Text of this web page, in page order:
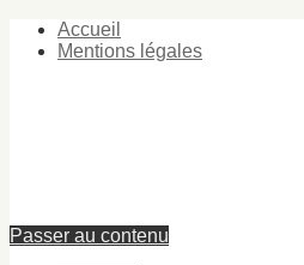
Accueil
Mentions légales
Passer au contenu